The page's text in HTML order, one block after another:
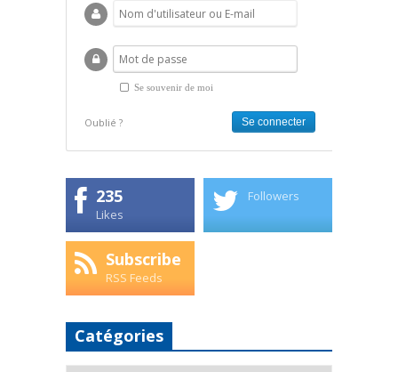
Se souvenir de moi
Oublié ?
235
Likes
Followers
Subscribe
RSS Feeds
Catégories